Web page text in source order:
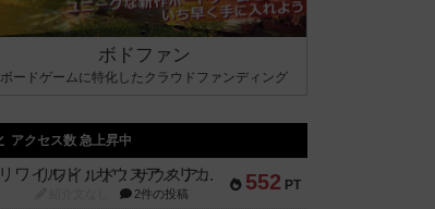
ボドファン
ボードゲームに特化したクラウドファンディング
アクセス数 急上昇中
552 PT
リワイルド：サウスアメリカ
2件の投稿